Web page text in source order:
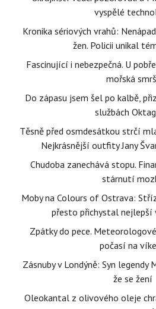
vyspělé
Kronika sériových vrahů:
žen. Policii unikal
Fascinující i nebezpečná. U
mořská
Do zápasu jsem šel po kalbě,
službách
Těsně před osmdesátkou strčí
Nejkrásnější outfity Jany
Chudoba zanechává stopu.
stárnutí
Moby na Colours of Ostrava:
přesto přichystal
Zpátky do pece.
počasí na
Zásnuby v Londýně: Syn legendy
že se žení
Oleokantal z olivového oleje